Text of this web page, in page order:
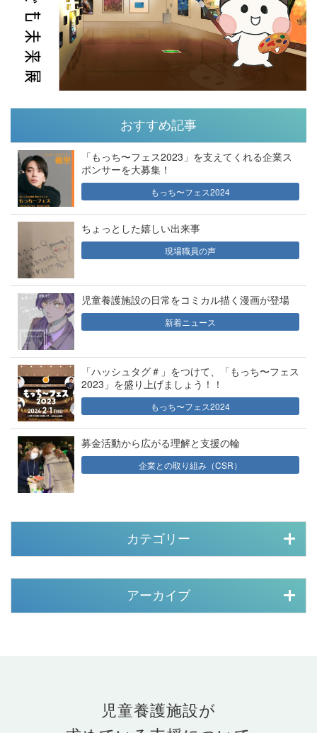
おすすめ記事
「もっち〜フェス2023」を支えてくれる企業ス
ポンサーを大募集！
もっち〜フェス2024
ちょっとした嬉しい出来事
現場職員の声
児童養護施設の日常をコミカル描く漫画が登場
新着ニュース
「ハッシュタグ＃」をつけて、「もっち〜フェス
2023」を盛り上げましょう！！
もっち〜フェス2024
募金活動から広がる理解と支援の輪
企業との取り組み（CSR）
カテゴリー
アーカイブ
児童養護施設が